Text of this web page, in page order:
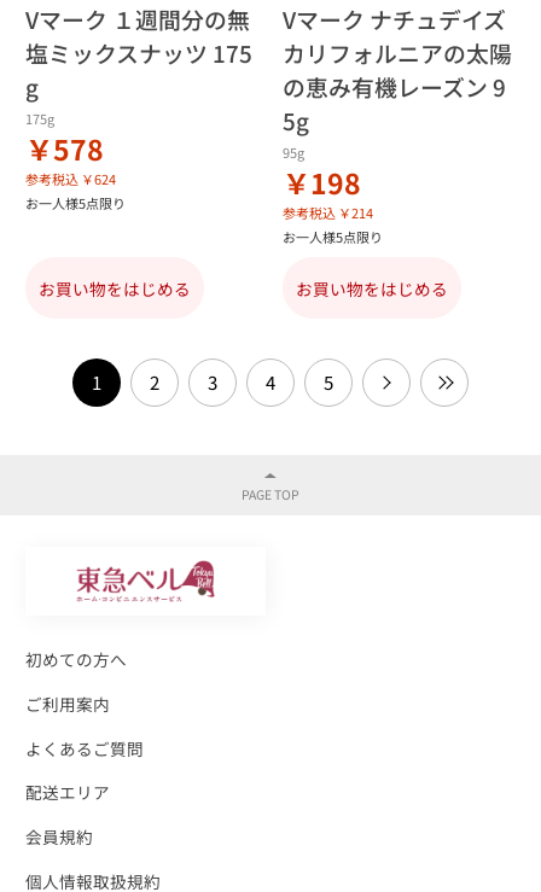
Vマーク １週間分の無
塩ミックスナッツ 175
g
175g
￥578
参考税込 ￥624
お一人様5点限り
お買い物をはじめる
Vマーク ナチュデイズ
カリフォルニアの太陽
の恵み有機レーズン 9
5g
95g
￥198
参考税込 ￥214
お一人様5点限り
お買い物をはじめる
1 2 3 4 5
初めての方へ
ご利用案内
よくあるご質問
配送エリア
会員規約
個人情報取扱規約